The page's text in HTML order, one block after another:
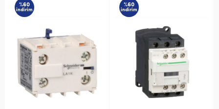
%60
indirim
%60
indirim